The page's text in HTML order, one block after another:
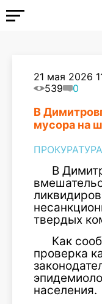
21 мая 2026
539
0
В
мусора на
ПРОКУРАТУРА
В
твердых
Как
проверка
населения.